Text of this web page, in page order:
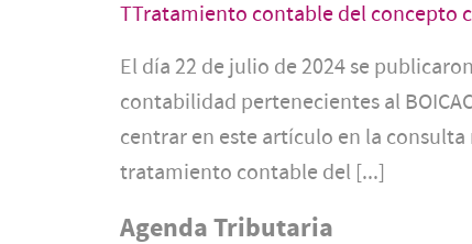
TTratamiento contable del concepto
El día 22 de julio de 2024 se
contabilidad pertenecientes al
centrar en este artículo en la consulta
tratamiento contable del [...]
Agenda Tributaria